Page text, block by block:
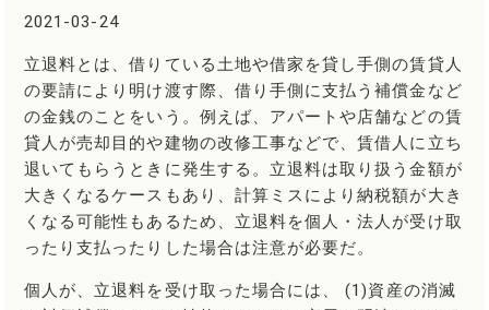
2021-03-24
立退料とは、借りている土地や借家を貸し手側の賃貸人
の要請により明け渡す際、借り手側に支払う補償金など
の金銭のことをいう。例えば、アパートや店舗などの賃
貸人が売却目的や建物の改修工事などで、賃借人に立ち
退いてもらうときに発生する。立退料は取り扱う金額が
大きくなるケースもあり、計算ミスにより納税額が大き
くなる可能性もあるため、立退料を個人・法人が受け取
ったり支払ったりした場合は注意が必要だ。
個人が、立退料を受け取った場合には、 (1)資産の消滅